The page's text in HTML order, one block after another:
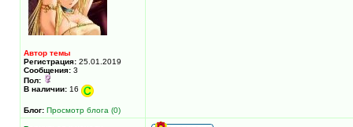
Автор темы
Регистрация: 25.01.2019
Сообщения: 3
Пол:
В наличии: 16
Блог: Просмотр блога (0)